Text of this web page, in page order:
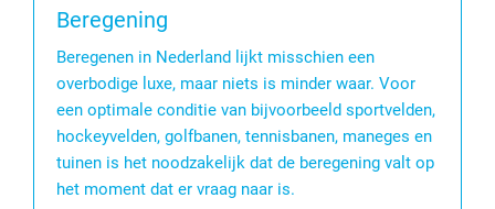
Beregening
Beregenen in Nederland lijkt misschien een
overbodige luxe, maar niets is minder waar. Voor
een optimale conditie van bijvoorbeeld sportvelden,
hockeyvelden, golfbanen, tennisbanen, maneges en
tuinen is het noodzakelijk dat de beregening valt op
het moment dat er vraag naar is.